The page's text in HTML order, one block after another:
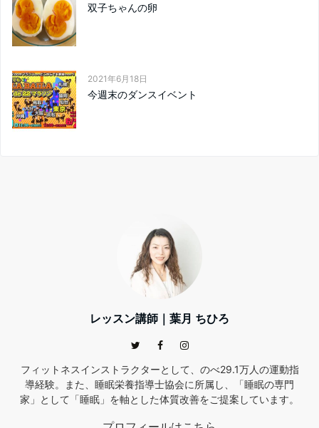
双子ちゃんの卵
2021年6月18日
今週末のダンスイベント
レッスン講師｜葉月 ちひろ
フィットネスインストラクターとして、のべ29.1万人の運動指
導経験。また、睡眠栄養指導士協会に所属し、「睡眠の専門
家」として「睡眠」を軸とした体質改善をご提案しています。